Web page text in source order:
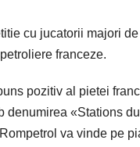
cu jucatorii majori
franceze.
pozitiv al pietei
«Stations
va vinde pe